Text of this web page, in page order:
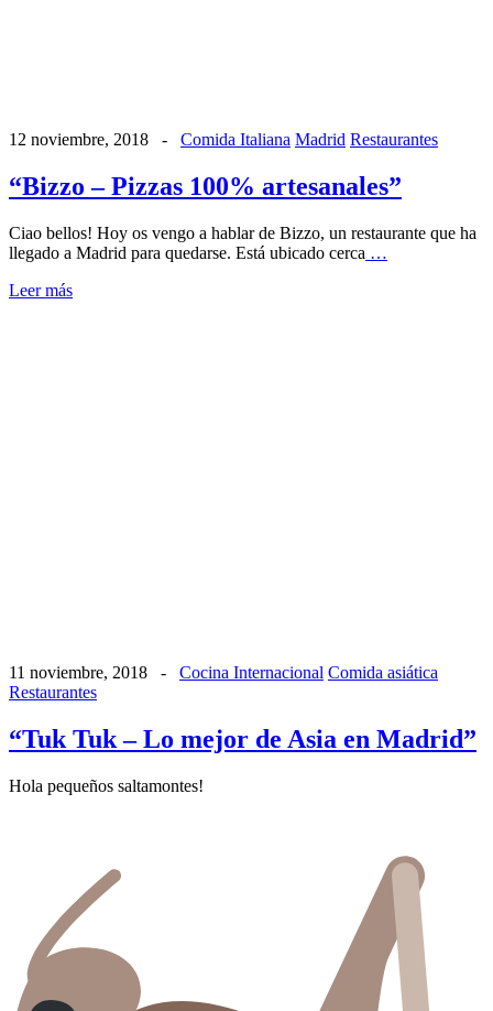
12 noviembre, 2018 - Comida Italiana Madrid Restaurantes
“Bizzo – Pizzas 100% artesanales”
Ciao bellos! Hoy os vengo a hablar de Bizzo, un restaurante que ha
llegado a Madrid para quedarse. Está ubicado cerca …
Leer más
11 noviembre, 2018 - Cocina Internacional Comida asiática
Restaurantes
“Tuk Tuk – Lo mejor de Asia en Madrid”
Hola pequeños saltamontes!